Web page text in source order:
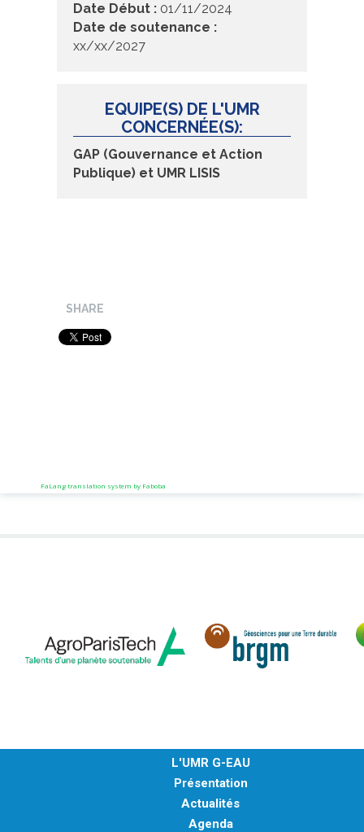
Date Début : 01/11/2024
Date de soutenance :
xx/xx/2027
EQUIPE(S) DE L'UMR
CONCERNÉE(S):
GAP (Gouvernance et Action
Publique) et UMR LISIS
SHARE
FaLang translation system by Faboba
L'UMR G-EAU
Présentation
Actualités
Agenda